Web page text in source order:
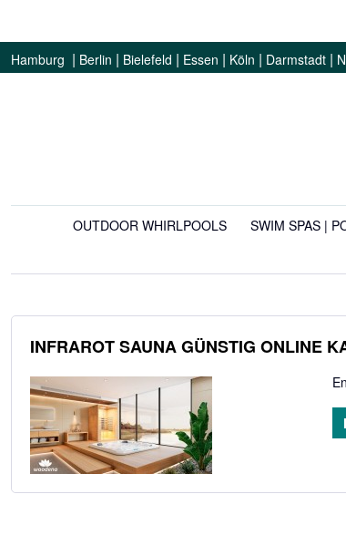
Hamburg | Berlin | Bielefeld | Essen | Köln | Darmstadt |
OUTDOOR WHIRLPOOLS SWIM SPAS |
INFRAROT SAUNA GÜNSTIG ONLINE